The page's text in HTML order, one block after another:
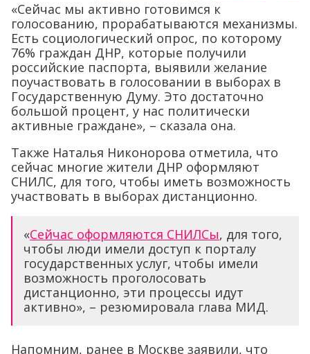
«Сейчас мы активно готовимся к
голосованию, прорабатываются механизмы.
Есть социологический опрос, по которому
76% граждан ДНР, которые получили
российские паспорта, выявили желание
поучаствовать в голосовании в выборах в
Государственную Думу. Это достаточно
большой процент, у нас политически
активные граждане», – сказала она.
Также Наталья Никонорова отметила, что
сейчас многие жители ДНР оформляют
СНИЛС, для того, чтобы иметь возможность
участвовать в выборах дистанционно.
«Сейчас оформляются СНИЛСы, для того,
чтобы люди имели доступ к порталу
государственных услуг, чтобы имели
возможность проголосовать
дистанционно, эти процессы идут
активно», – резюмировала глава МИД.
Напомним, ранее в Москве заявили, что